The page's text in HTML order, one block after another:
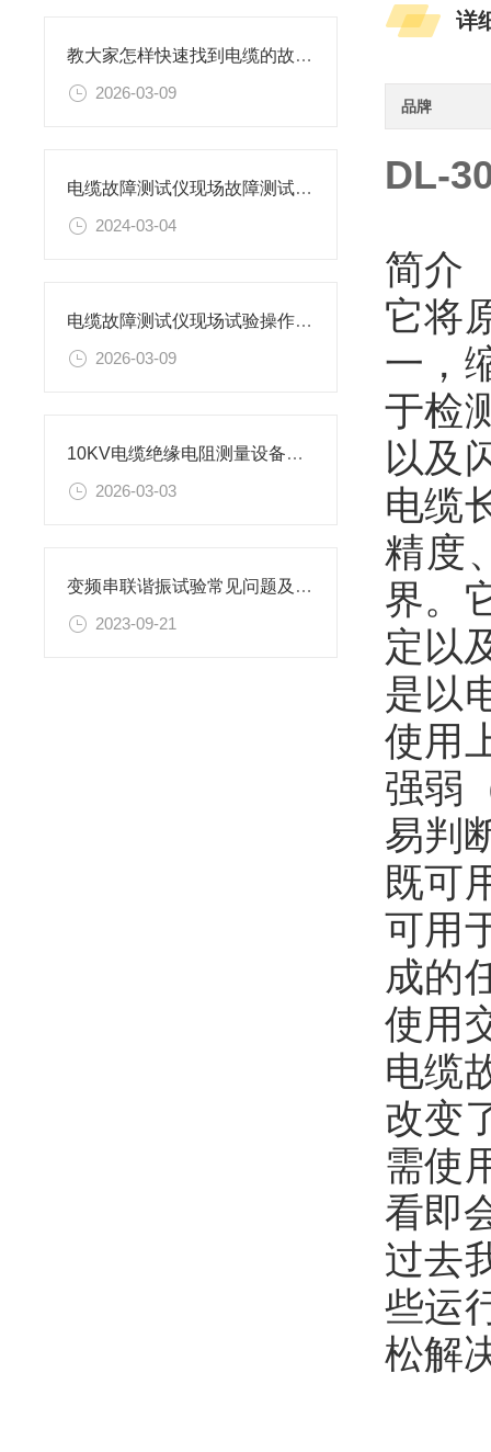
教大家怎样快速找到电缆的故障点？
2026-03-09
电缆故障测试仪现场故障测试说明
2024-03-04
电缆故障测试仪现场试验操作方法
2026-03-09
10KV电缆绝缘电阻测量设备及测量方法
2026-03-03
变频串联谐振试验常见问题及解决方法
2023-09-21
详
品牌
DL-
简介
它将
一，
于检
以及
电缆
精度
界。
定以
是以
使用
强弱
易判
既可
可用
成的
使用
电缆
改变
需使
看即
过去
些运
松解